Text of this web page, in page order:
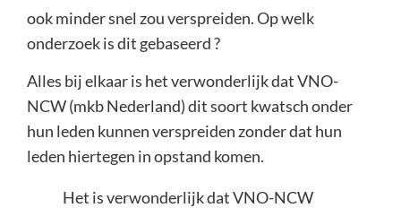
ook minder snel zou verspreiden. Op welk
onderzoek is dit gebaseerd ?
Alles bij elkaar is het verwonderlijk dat VNO-
NCW (mkb Nederland) dit soort kwatsch onder
hun leden kunnen verspreiden zonder dat hun
leden hiertegen in opstand komen.
Het is verwonderlijk dat VNO-NCW